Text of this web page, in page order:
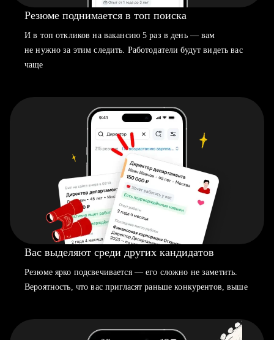
Резюме поднимается в топ поиска
И в топ откликов на вакансию 5 раз в день — вам
не нужно за этим следить. Работодатели будут видеть вас
чаще
Вас выделяют среди других кандидатов
Резюме ярко подсвечивается — его сложно не заметить.
Вероятность, что вас пригласят раньше конкурентов, выше